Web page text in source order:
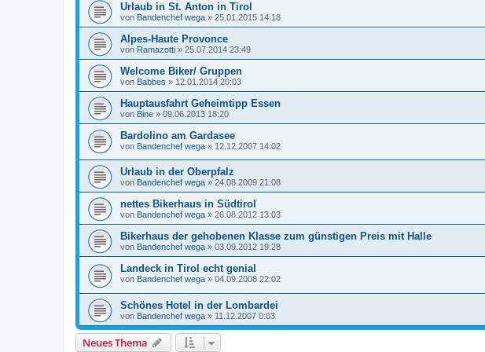
Urlaub in St. Anton in Tirol
von Bandenchef wega » 25.01.2015 14:18
Alpes-Haute Provonce
von Ramazotti » 25.07.2014 23:49
Welcome Biker/ Gruppen
von Babbes » 12.01.2014 20:03
Hauptausfahrt Geheimtipp Essen
von Bine » 09.06.2013 18:20
Bardolino am Gardasee
von Bandenchef wega » 12.12.2007 14:02
Urlaub in der Oberpfalz
von Bandenchef wega » 24.08.2009 21:08
nettes Bikerhaus in Südtirol
von Bandenchef wega » 26.08.2012 13:03
Bikerhaus der gehobenen Klasse zum günstigen Preis mit Halle
von Bandenchef wega » 03.09.2012 19:28
Landeck in Tirol echt genial
von Bandenchef wega » 04.09.2008 22:02
Schönes Hotel in der Lombardei
von Bandenchef wega » 11.12.2007 0:03
Neues Thema